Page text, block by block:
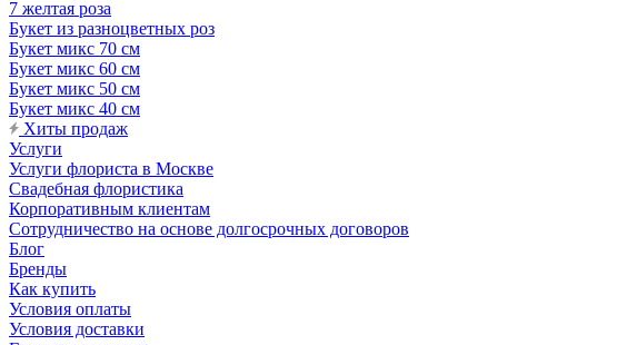
7 желтая роза
Букет из разноцветных роз
Букет микс 70 см
Букет микс 60 см
Букет микс 50 см
Букет микс 40 см
Хиты продаж
Услуги
Услуги флориста в Москве
Свадебная флористика
Корпоративным клиентам
Сотрудничество на основе долгосрочных договоров
Блог
Бренды
Как купить
Условия оплаты
Условия доставки